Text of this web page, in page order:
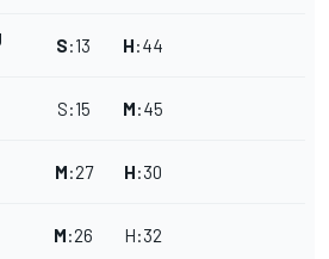
S:13 H:44
S:15 M:45
M:27 H:30
M:26 H:32